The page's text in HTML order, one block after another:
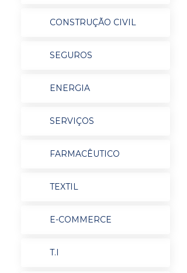
CONSTRUÇÃO CIVIL
SEGUROS
ENERGIA
SERVIÇOS
FARMACÊUTICO
TEXTIL
E-COMMERCE
T.I